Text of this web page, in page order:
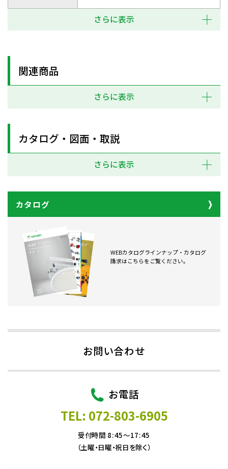
さらに表示
関連商品
さらに表示
カタログ・図面・取説
さらに表示
カタログ
WEBカタログラインナップ・カタログ
請求はこちらをご覧ください。
お問い合わせ
お電話
TEL: 072-803-6905
受付時間 8:45～17:45
（土曜・日曜・祝日を除く）